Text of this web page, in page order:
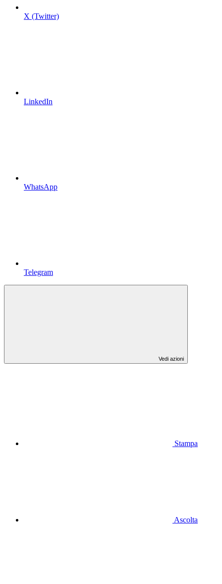
X (Twitter)
LinkedIn
WhatsApp
Telegram
Vedi azioni
Stampa
Ascolta